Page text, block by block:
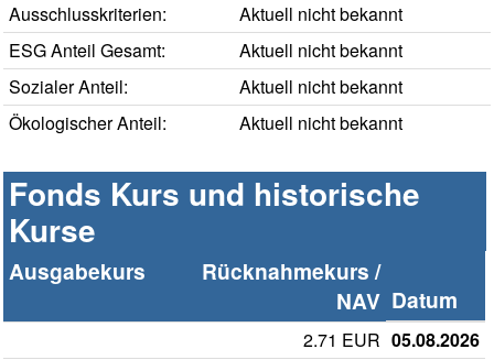
Ausschlusskriterien:
Aktuell nicht bekannt
ESG Anteil Gesamt:
Aktuell nicht bekannt
Sozialer Anteil:
Aktuell nicht bekannt
Ökologischer Anteil:
Aktuell nicht bekannt
Fonds Kurs und historische
Kurse
Ausgabekurs
Rücknahmekurs /
NAV Datum
2.71 EUR 05.08.2026